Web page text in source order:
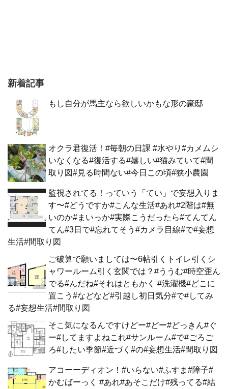
新着記事
もし自分が馬主なら欲しいかもな形の豪邸
オクラ君復活！#毎朝の日課 #水やり#カメムシ
いなくなる#復活する#嬉しい#猫みていて#間
取り図#見る時間ない#今日この頃#狭小農園
監視されてる！っていう「てい」で妄想入りま
す〜#どうですか#こんな生活#あれ#2階は#無
いのか#まいっか#実際こうだったら#てんてん
てん#3日で#忘れてそう#カメラ目線#で#妄想
生活#間取り図
ご破算で願いましては〜6帖引くトイレ引くシ
ャワールーム引く玄関では？#ううむ#時空歪ん
でる#んだね#それはともかく #洗濯機#どこに
置こう#などなど#引越し初日気分#で#してみ
る#妄想生活#間取り図
そこ気になるんですけどー#どー#どっきん#ぐ
ー#してますよねこれ#サンルーム#で#ごろご
ろ#したい季節#近づく#の#妄想生活#間取り図
アコーーディオン！#いらない#ふすま#障子#
かむばーっく #あれ#あそこだけ#残ってる#結